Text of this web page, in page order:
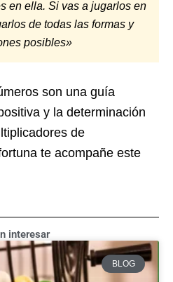
en ella. Si vas a jugarlos en
de todas las formas y
posibles»
son una guía
y la determinación
de
te acompañe este
interesar
BLOG